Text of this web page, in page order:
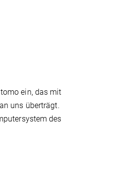
ein, das mit
uns überträgt.
des